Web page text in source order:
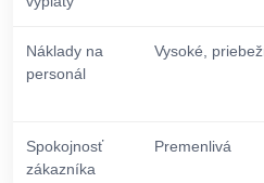
Náklady na
personál
Vysoké,
Spokojnosť
zákazníka
Premenlivá